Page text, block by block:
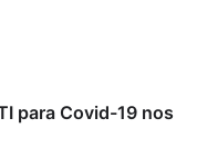
para Covid-19 nos